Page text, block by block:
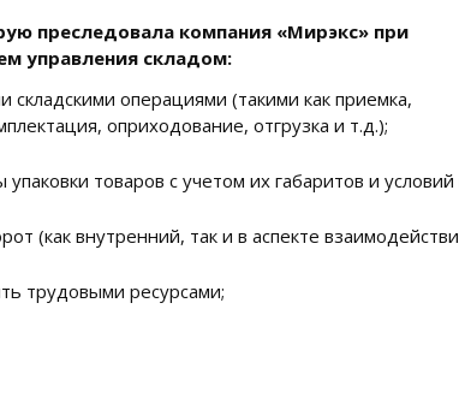
преследовала компания «Мирэкс» при
управления складом:
складскими операциями (такими как приемка,
оприходование, отгрузка и т.д.);
товаров с учетом их габаритов и условий
(как внутренний, так и в аспекте
трудовыми ресурсами;